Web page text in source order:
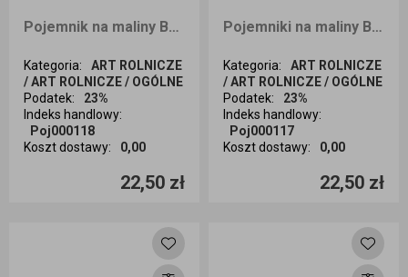
Pojemnik na maliny Berigard 500g 50szt.B
Kategoria:
ART ROLNICZE
/ ART ROLNICZE / OGÓLNE
Podatek:
23%
Indeks handlowy:
Poj000118
Koszt dostawy: 0,00
22,50 zł
Ilość sztuk
Pojemniki na maliny Berigard Garant 500g 50sztB
Kategoria:
ART ROLNICZE
/ ART ROLNICZE / OGÓLNE
Podatek:
23%
Indeks handlowy:
Poj000117
Koszt dostawy: 0,00
22,50 zł
Ilość sztuk